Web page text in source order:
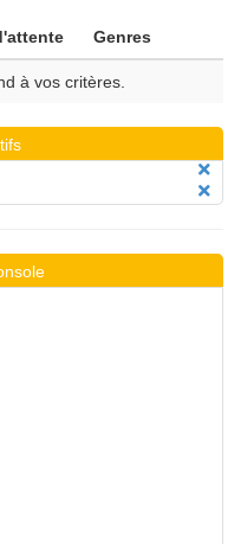
Genres
à vos critères.